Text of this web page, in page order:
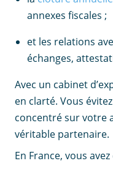
annexes fiscales ;
et les relations
échanges,
Avec un cabinet
en clarté. Vous
concentré sur votre
véritable partenaire.
En France, vous